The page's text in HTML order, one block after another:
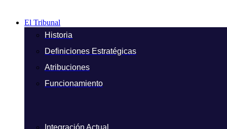
El Tribunal
Historia
Definiciones Estratégicas
Atribuciones
Funcionamiento
Integración Actual